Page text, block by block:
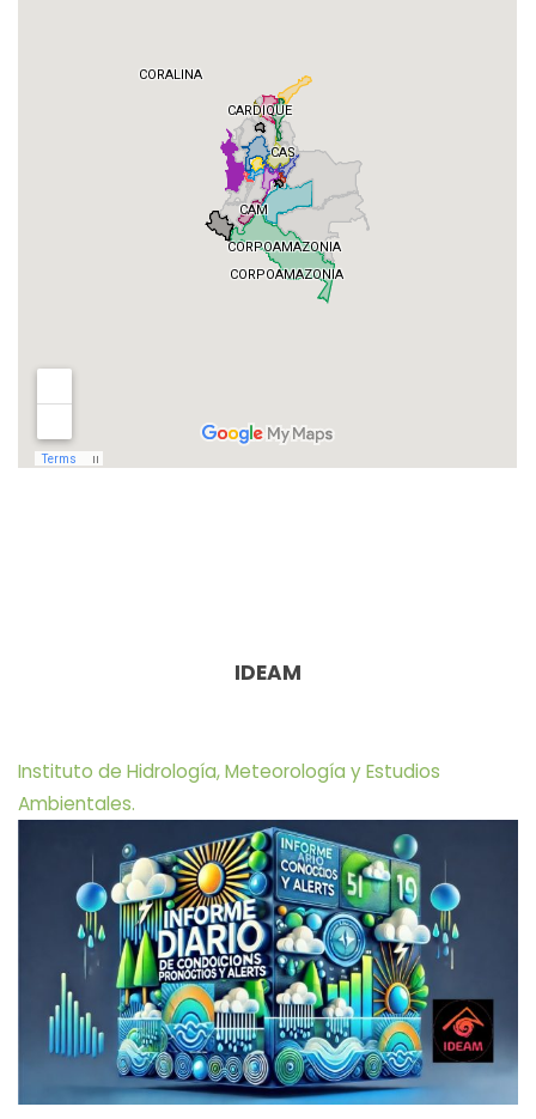
IDEAM
Instituto de Hidrología, Meteorología y Estudios
Ambientales.